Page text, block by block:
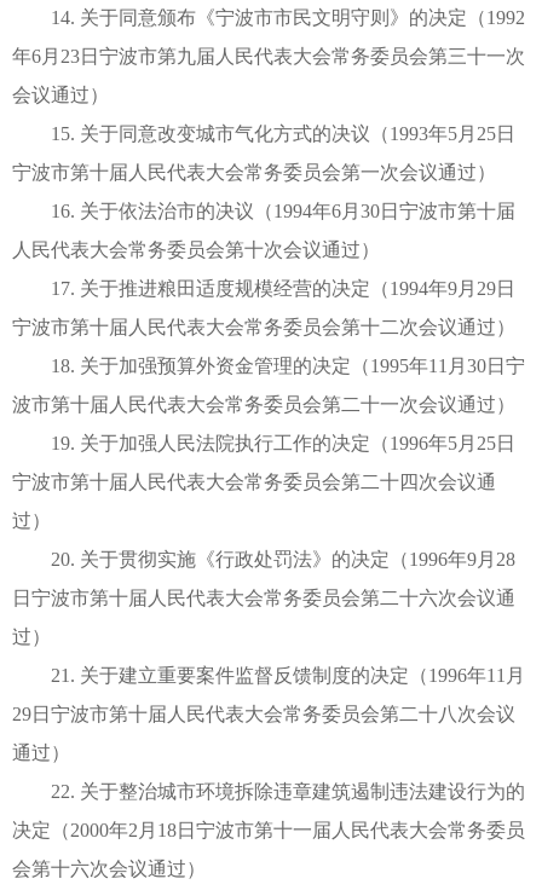
14. 关于同意颁布《宁波市市民文明守则》的决定（1992
年6月23日宁波市第九届人民代表大会常务委员会第三十一次
会议通过）
15. 关于同意改变城市气化方式的决议（1993年5月25日
宁波市第十届人民代表大会常务委员会第一次会议通过）
16. 关于依法治市的决议（1994年6月30日宁波市第十届
人民代表大会常务委员会第十次会议通过）
17. 关于推进粮田适度规模经营的决定（1994年9月29日
宁波市第十届人民代表大会常务委员会第十二次会议通过）
18. 关于加强预算外资金管理的决定（1995年11月30日宁
波市第十届人民代表大会常务委员会第二十一次会议通过）
19. 关于加强人民法院执行工作的决定（1996年5月25日
宁波市第十届人民代表大会常务委员会第二十四次会议通
过）
20. 关于贯彻实施《行政处罚法》的决定（1996年9月28
日宁波市第十届人民代表大会常务委员会第二十六次会议通
过）
21. 关于建立重要案件监督反馈制度的决定（1996年11月
29日宁波市第十届人民代表大会常务委员会第二十八次会议
通过）
22. 关于整治城市环境拆除违章建筑遏制违法建设行为的
决定（2000年2月18日宁波市第十一届人民代表大会常务委员
会第十六次会议通过）